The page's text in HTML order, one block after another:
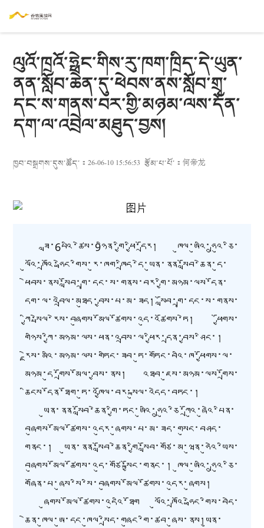
ལུའོ་ཁྲའོ་ཧྥེང་གིས་རུ་ཁག་ཁྲིད་དེ་ཡུན་
ནན་སློབ་ཆེན་དུ་ཕེབས་ནས་སློབ་གྲྭ་
དང་ས་གནས་བར་གྱི་མཉམ་ལས་དོན་
དག་ལ་འབྲེལ་མཐུད་བྱས།
ཁྱབ་བསྒྲགས་དུས་ཚོད་：26-06-10 15:56:53 རྩོམ་པ་པོ་： 何帝龙
ཟླ་6པའི་ཚེས་9ཉིན་གྱི་ཕྱི་དྲོར། ཁུལ་ཨུའི་ཧྲུའུ་ཅི་
ལུའོ་ཁྲའོ་ཧྥེང་གིས་རུ་ཁག་ཁྲིད་དེ་ཡུན་ནན་སློབ་ཆེན་དུ་
ཕེབས་ ནས་སློབ་གྲྭ་དང་ས་གནས་བར་གྱི་མཉམ་ལས་དོན་
དག་ལ་འབྲེལ་མཐུད་བྱས་པ་མ་ཟད།སློབ་གྲྭ་དང་ས་གནས་
ཀྱི་སྤེལ་རེས་ བཞུགས་མོལ་ཚོགས་འདུ་འཚོགས་ཏེ།
ཕྱོགས་
གཉིས་ཀྱི་མཉམ་ལས་ཕན་འབྲས་ལ་ཕྱིར་དྲན་བྱས་ཤིང་།
རྗེས་མའི་མཉམ་ལས་གཏིང་ཟབ་ཏུ་གཏོང་བའི་ཁ་ཕྱོགས་ལ་
མཉམ་དུ་གྲོས་མོལ་བྱས་ ནས།
འཐབ་ཇུས་མཉམ་ལས་གྲོས་
ཆིངས་དོན་ཐོག་ཏུ་འཁྱོལ་བར་སྐུལ་འདེད་བཏང་།
ཡུན་ནན་སློབ་ཆེན་གྱི་ཏང་ཨུའི་ཧྲུའུ་ཅི་ཀྲོའུ་ཞུའེ་པིན་
བཞུགས་མོལ་ཚོགས་འདུར་ཞུགས་པ་ མ་ཟད་ གསུང་བཤད་
གནང་། ཡུན་ནན་སློབ་ཆེན་གྱི་སློབ་གཙོ་ མ་ཝུན་ཧུའེ་ཡིས་
བཞུགས་མོལ་ཚོགས་འདུ་གཙོ་སྐྱོང་གནང་ ། ཁུལ་ཨུའི་ཧྲུའུ་ཅི་
གཞོན་པ་ཞུས་སི་སི་བཞུགས་མོལ་ཚོགས་འདུར་ཞུགས།
ཞུགས་མོལ་ཚོགས་འདུའི་ཐོག
ལུའོ་ཁྲའོ་ཧྥེང་གིས་བདེ་
ཆེན་ ཁུལ་ཨུ་དང་ཁུལ་སྲིད་གཞུང་གི་ཚབ་ཞུས་ནས། ཡུན་